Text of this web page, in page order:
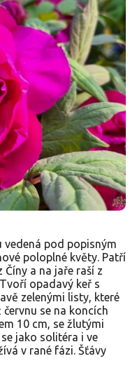
pod popisným
poloplné květy. Patří
a na jaře raší z
opadavý keř s
zelenými listy, které
se na koncích
10 cm, se žlutými
jako solitéra i ve
v rané fázi. Šťávy